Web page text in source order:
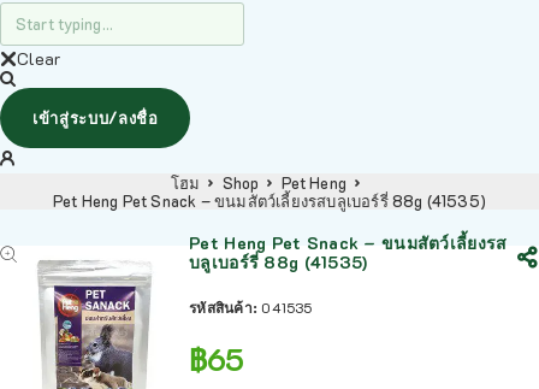
Clear
เข้าสู่ระบบ/ลงชื่อ
โฮม Shop
Pet Heng
Pet Heng Pet Snack – ขนมสัตว์เลี้ยงรสบลูเบอร์รี่ 88g (41535)
Pet Heng Pet Snack – ขนมสัตว์เลี้ยงรส
บลูเบอร์รี่ 88g (41535)
รหัสสินค้า: 041535
฿65